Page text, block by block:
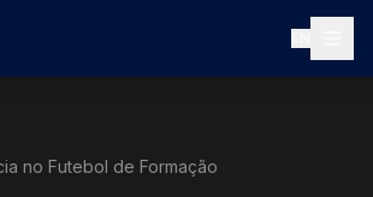
no Futebol de Formação